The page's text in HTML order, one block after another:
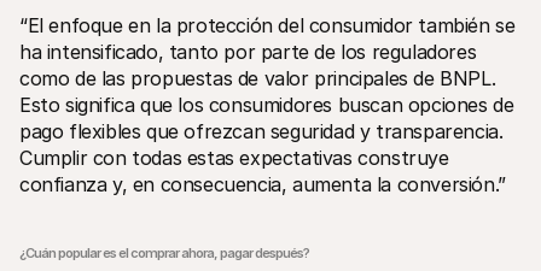
“El enfoque en la protección del consumidor también se
ha intensificado, tanto por parte de los reguladores
como de las propuestas de valor principales de BNPL.
Esto significa que los consumidores buscan opciones de
pago flexibles que ofrezcan seguridad y transparencia.
Cumplir con todas estas expectativas construye
confianza y, en consecuencia, aumenta la conversión.”
¿Cuán popular es el comprar ahora, pagar después?